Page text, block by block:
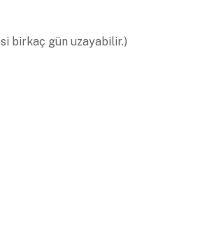
birkaç gün uzayabilir.)